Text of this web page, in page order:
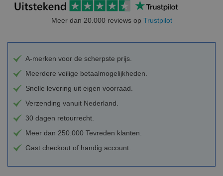
Meer dan 20.000 reviews op Trustpilot
A-merken voor de scherpste prijs.
Meerdere veilige betaalmogelijkheden.
Snelle levering uit eigen voorraad.
Verzending vanuit Nederland.
30 dagen retourrecht.
Meer dan 250.000 Tevreden klanten.
Gast checkout of handig account.